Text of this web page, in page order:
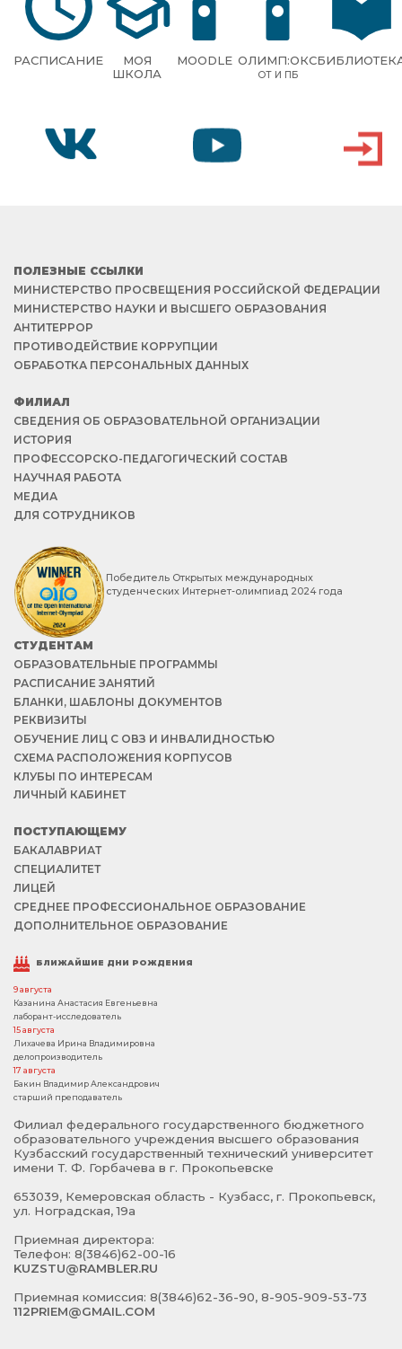
РАСПИСАНИЕ
МОЯ
ШКОЛА
MOODLE ОЛИМП:ОКС
ОТ И ПБ
ПОЛЕЗНЫЕ ССЫЛКИ
МИНИСТЕРСТВО ПРОСВЕЩЕНИЯ РОССИЙСКОЙ ФЕДЕРАЦИИ
МИНИСТЕРСТВО НАУКИ И ВЫСШЕГО ОБРАЗОВАНИЯ
АНТИТЕРРОР
ПРОТИВОДЕЙСТВИЕ КОРРУПЦИИ
ОБРАБОТКА ПЕРСОНАЛЬНЫХ ДАННЫХ
ФИЛИАЛ
СВЕДЕНИЯ ОБ ОБРАЗОВАТЕЛЬНОЙ ОРГАНИЗАЦИИ
ИСТОРИЯ
ПРОФЕССОРСКО-ПЕДАГОГИЧЕСКИЙ СОСТАВ
НАУЧНАЯ РАБОТА
МЕДИА
ДЛЯ СОТРУДНИКОВ
Победитель Открытых международных
студенческих Интернет-олимпиад 2024 года
СТУДЕНТАМ
ОБРАЗОВАТЕЛЬНЫЕ ПРОГРАММЫ
РАСПИСАНИЕ ЗАНЯТИЙ
БЛАНКИ, ШАБЛОНЫ ДОКУМЕНТОВ
РЕКВИЗИТЫ
ОБУЧЕНИЕ ЛИЦ С ОВЗ И ИНВАЛИДНОСТЬЮ
СХЕМА РАСПОЛОЖЕНИЯ КОРПУСОВ
КЛУБЫ ПО ИНТЕРЕСАМ
ЛИЧНЫЙ КАБИНЕТ
ПОСТУПАЮЩЕМУ
БАКАЛАВРИАТ
СПЕЦИАЛИТЕТ
ЛИЦЕЙ
СРЕДНЕЕ ПРОФЕССИОНАЛЬНОЕ ОБРАЗОВАНИЕ
ДОПОЛНИТЕЛЬНОЕ ОБРАЗОВАНИЕ
БЛИЖАЙШИЕ ДНИ РОЖДЕНИЯ
9 августа
Казанина Анастасия Евгеньевна
лаборант-исследователь
15 августа
Лихачева Ирина Владимировна
делопроизводитель
17 августа
Бакин Владимир Александрович
старший преподаватель
Филиал федерального государственного бюджетного
образовательного учреждения высшего образования
Кузбасский государственный технический университет
имени Т. Ф. Горбачева в г. Прокопьевске
653039, Кемеровская область - Кузбасс, г. Прокопьевск,
ул. Ноградская, 19а
Приемная директора:
Телефон: 8(3846)62-00-16
KUZSTU@RAMBLER.RU
Приемная комиссия: 8(3846)62-36-90, 8-905-909-53-73
112PRIEM@GMAIL.COM